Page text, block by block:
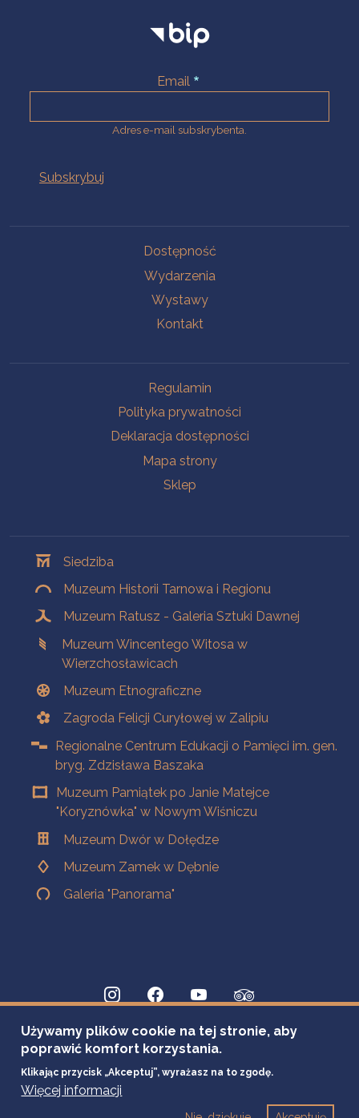
Email
Adres e-mail subskrybenta.
Dostępność
Wydarzenia
Wystawy
Kontakt
Regulamin
Polityka prywatności
Deklaracja dostępności
Mapa strony
Sklep
Siedziba
Muzeum Historii Tarnowa i Regionu
Muzeum Ratusz - Galeria Sztuki Dawnej
Muzeum Wincentego Witosa w
Wierzchosławicach
Muzeum Etnograficzne
Zagroda Felicji Curyłowej w Zalipiu
Regionalne Centrum Edukacji o Pamięci im. gen.
bryg. Zdzisława Baszaka
Muzeum Pamiątek po Janie Matejce
"Koryznówka" w Nowym Wiśniczu
Muzeum Dwór w Dołędze
Muzeum Zamek w Dębnie
Galeria "Panorama"
Używamy plików cookie na tej stronie, aby
poprawić komfort korzystania.
Klikając przycisk „Akceptuj”, wyrażasz na to zgodę.
Więcej informacji